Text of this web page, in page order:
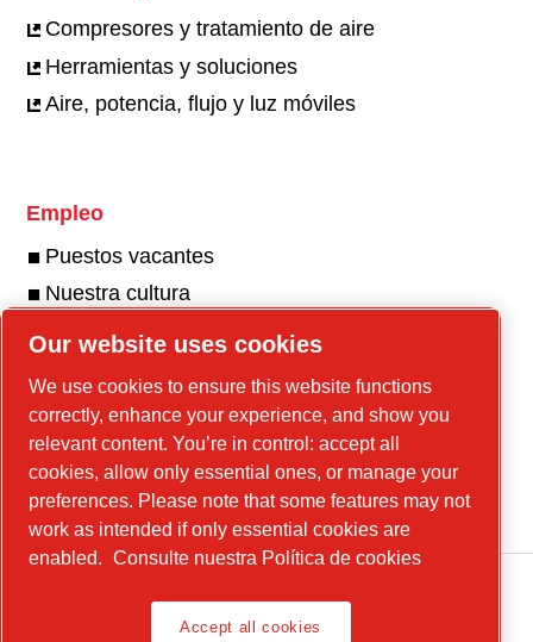
Compresores y tratamiento de aire
Herramientas y soluciones
Aire, potencia, flujo y luz móviles
Empleo
Puestos vacantes
Nuestra cultura
Nuestra galería de fotos y videos
Visite nuestra galería
Our website uses cookies
We use cookies to ensure this website functions
correctly, enhance your experience, and show you
relevant content. You’re in control: accept all
cookies, allow only essential ones, or manage your
preferences. Please note that some features may not
work as intended if only essential cookies are
enabled. Consulte nuestra Política de cookies
Accept all cookies